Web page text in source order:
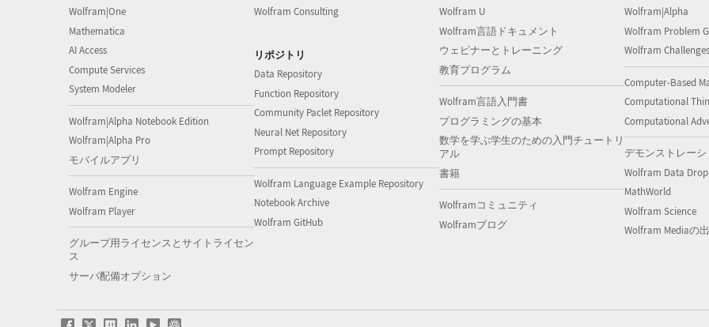
Wolfram|One
Mathematica
AI Access
Compute Services
System Modeler
Wolfram|Alpha Notebook Edition
Wolfram|Alpha Pro
モバイルアプリ
Wolfram Engine
Wolfram Player
グループ用ライセンスとサイトライセン
ス
サーバ配備オプション
Wolfram Consulting
リポジトリ
Data Repository
Function Repository
Community Paclet Repository
Neural Net Repository
Prompt Repository
Wolfram Language Example Repository
Notebook Archive
Wolfram GitHub
Wolfram U
Wolfram言語ドキュメント
ウェビナーとトレーニング
教育プログラム
Wolfram言語入門書
プログラミングの基本
数学を学ぶ学生のための入門チュートリ
アル
書籍
Wolframコミュニティ
Wolframブログ
Wolfram|Alpha
Wolfram Problem
Wolfram Challenges
Computer-Based
Computational
Computational
デモンストレー
Wolfram Data Drop
MathWorld
Wolfram Science
Wolfram Mediaの